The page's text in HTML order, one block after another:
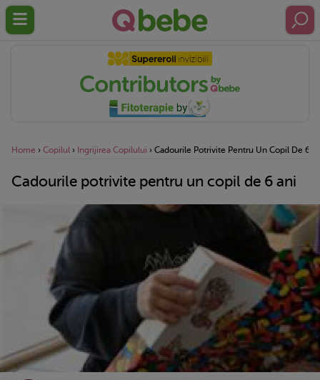
Home › Copilul › Ingrijirea Copilului › Cadourile Potrivite Pentru Un Copil De 6
Cadourile potrivite pentru un copil de 6 ani